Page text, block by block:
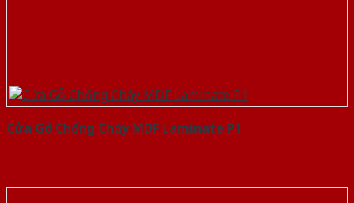
Cửa Gỗ Chống Cháy MDF Laminate P1